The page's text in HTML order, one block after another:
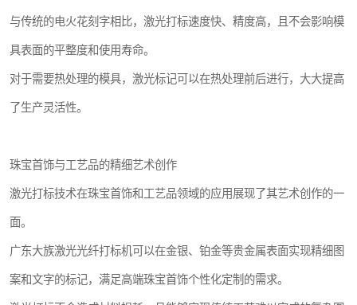
与传统的电火花刻字相比，激光打标速度快、精度高，且不会影响模
具表面的平整度和使用寿命。
对于需要热处理的模具，激光标记可以在热处理前后进行，大大提高
了生产灵活性。
珠宝首饰与工艺品的精细艺术创作
激光打标技术在珠宝首饰和工艺品领域的应用展现了其艺术创作的一
面。
广东大族激光光纤打标机可以在金银、铂金等贵金属表面实现精细图
案和文字的标记，满足高端珠宝首饰个性化定制的需求。